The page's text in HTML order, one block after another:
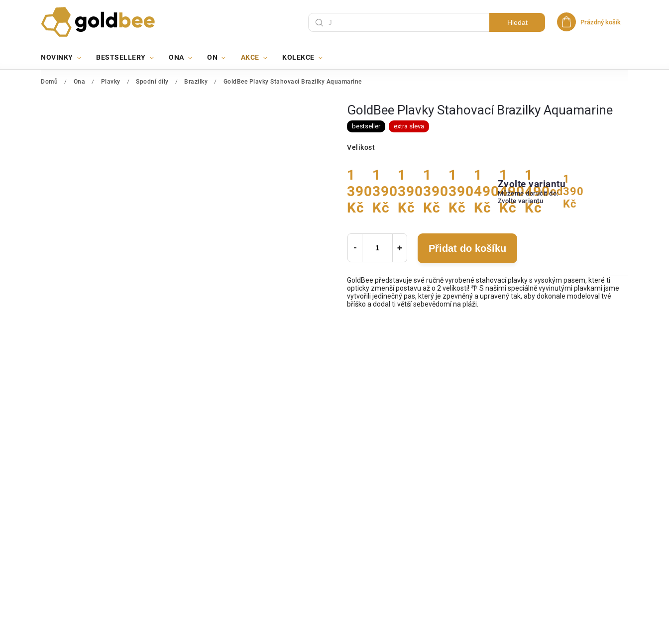
Hledat Nákupní košík
Prázdný košík
NOVINKY BESTSELLERY ONA ON AKCE KOLEKCE
Domů / Ona / Plavky / Spodní díly / Brazilky / GoldBee Plavky Stahovací Brazilky Aquamarine
GoldBee Plavky Stahovací Brazilky Aquamarine
bestseller extra sleva
Velikost
1
390
Kč
1
390
Kč
1
390
Kč
1
390
Kč
1
390
Kč
1
490
Kč
1
490
Kč
1
490
Kč
od
1
390
Kč
Zvolte variantu
Můžeme doručit do:
Zvolte variantu
Přidat do košíku
GoldBee představuje své ručně vyrobené stahovací plavky s vysokým pasem, které ti
opticky zmenší postavu až o 2 velikosti! 🌴 S našimi speciálně vyvinutými plavkami jsme
vytvořili jedinečný pas, který je zpevněný a upravený tak, aby dokonale modeloval tvé
bříško a dodal ti větší sebevědomí na pláži.